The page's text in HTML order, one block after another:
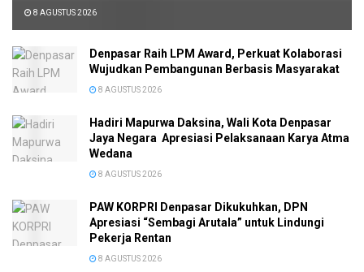
8 AGUSTUS 2026
Denpasar Raih LPM Award, Perkuat Kolaborasi
Wujudkan Pembangunan Berbasis Masyarakat
8 AGUSTUS 2026
Hadiri Mapurwa Daksina, Wali Kota Denpasar
Jaya Negara Apresiasi Pelaksanaan Karya Atma
Wedana
8 AGUSTUS 2026
PAW KORPRI Denpasar Dikukuhkan, DPN
Apresiasi “Sembagi Arutala” untuk Lindungi
Pekerja Rentan
8 AGUSTUS 2026